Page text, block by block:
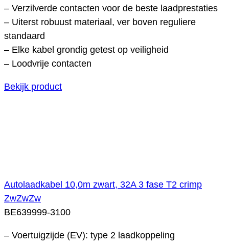
– Verzilverde contacten voor de beste laadprestaties
– Uiterst robuust materiaal, ver boven reguliere
standaard
– Elke kabel grondig getest op veiligheid
– Loodvrije contacten
Bekijk product
Autolaadkabel 10,0m zwart, 32A 3 fase T2 crimp
ZwZwZw
BE639999-3100
– Voertuigzijde (EV): type 2 laadkoppeling